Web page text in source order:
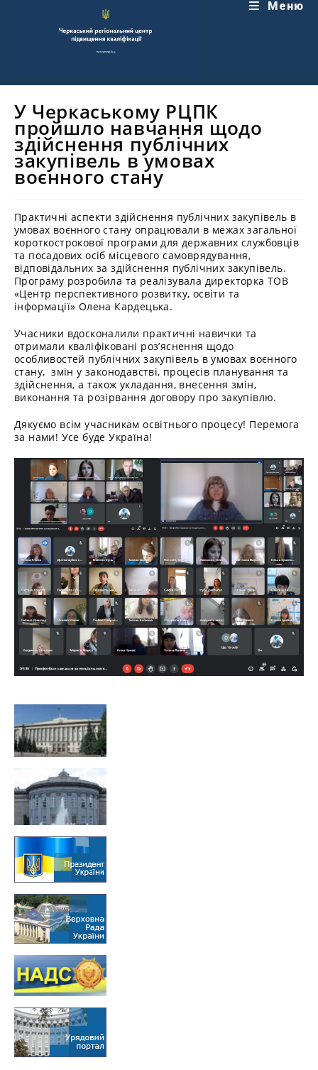
Меню
У Черкаському РЦПК
пройшло навчання щодо
здійснення публічних
закупівель в умовах
воєнного стану
Практичні аспекти здійснення публічних закупівель в
умовах воєнного стану опрацювали в межах загальної
короткострокової програми для державних службовців
та посадових осіб місцевого самоврядування,
відповідальних за здійснення публічних закупівель.
Програму розробила та реалізувала директорка ТОВ
«Центр перспективного розвитку, освіти та
інформації» Олена Кардецька.
Учасники вдосконалили практичні навички та
отримали кваліфіковані роз’яснення щодо
особливостей публічних закупівель в умовах воєнного
стану, змін у законодавстві, процесів планування та
здійснення, а також укладання, внесення змін,
виконання та розірвання договору про закупівлю.
Дякуємо всім учасникам освітнього процесу! Перемога
за нами! Усе буде Україна!